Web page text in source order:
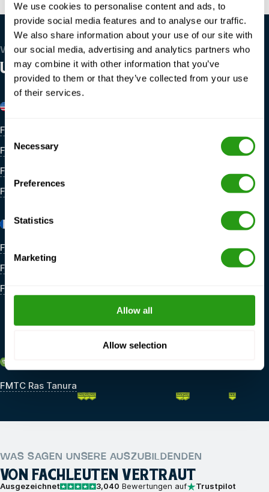
We use cookies to personalise content and ads, to
provide social media features and to analyse our traffic.
We also share information about your use of our site with
our social media, advertising and analytics partners who
may combine it with other information that you’ve
provided to them or that they’ve collected from your use
of their services.
Consent
Selection
Necessary
Preferences
Statistics
Marketing
Allow all
Allow selection
WIR SIND GLOBAL
UNSERE STANDORTE
FMTC M&A New Iberia
FMTC M&A Houma
FMTC M&A Houston
FMTC M&A Lafayette
Frankreich
FMTC Dünkirchen
FMTC Rennes
FMTC Marseille
FMTC Schiphol Amsterdam
FMTC Dordrecht
FMTC IJmuiden
FMTC Ras Tanura
WAS SAGEN UNSERE AUSZUBILDENDEN
VON FACHLEUTEN VERTRAUT
Ausgezeichnet 3,040 Bewertungen auf Trustpilot